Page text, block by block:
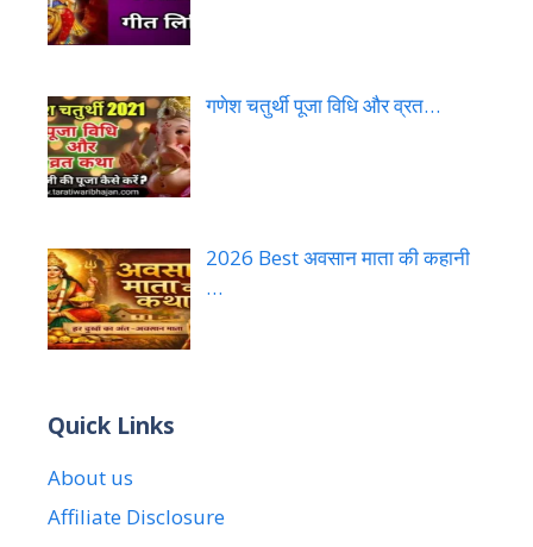
गणेश चतुर्थी पूजा विधि और व्रत…
2026 Best अवसान माता की कहानी
…
Quick Links
About us
Affiliate Disclosure